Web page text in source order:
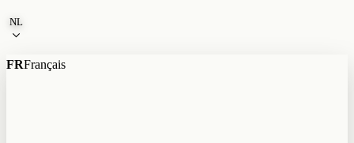
Naar de inhoud
NL
FRFrançais